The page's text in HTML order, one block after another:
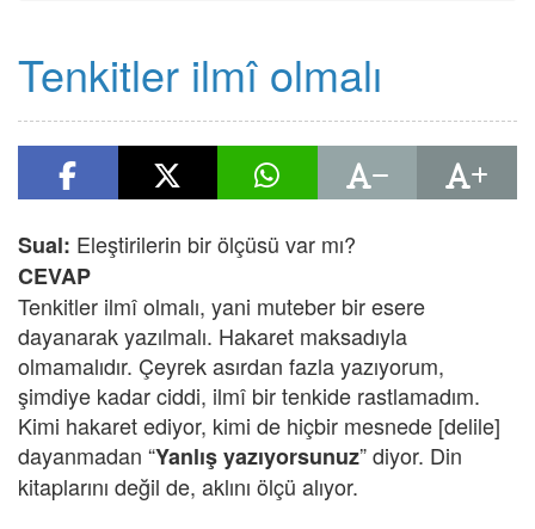
Tenkitler ilmî olmalı
Sual: Eleştirilerin bir ölçüsü var mı?
CEVAP
Tenkitler ilmî olmalı, yani muteber bir esere
dayanarak yazılmalı. Hakaret maksadıyla
olmamalıdır. Çeyrek asırdan fazla yazıyorum,
şimdiye kadar ciddi, ilmî bir tenkide rastlamadım.
Kimi hakaret ediyor, kimi de hiçbir mesnede [delile]
dayanmadan “Yanlış yazıyorsunuz” diyor. Din
kitaplarını değil de, aklını ölçü alıyor.